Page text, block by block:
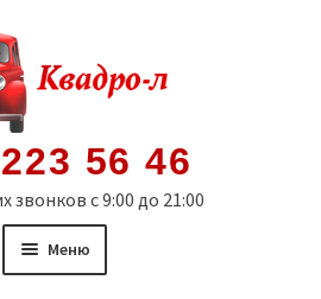
223 56 46
с 9:00 до 21:00
Меню